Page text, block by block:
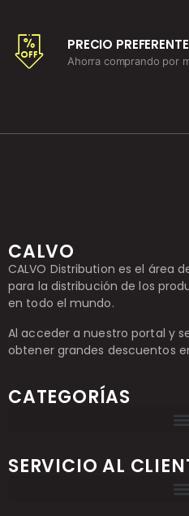
PRECIO PREFERENTE
Ahorra comprando por
CALVO
CALVO Distribution es el área
para la distribución de los
en todo el mundo.
Al acceder a nuestro portal y
obtener grandes descuentos
CATEGORÍAS
SERVICIO AL